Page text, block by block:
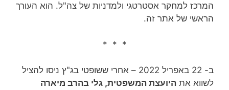
המרכז למחקר אסטרטגי ולמדניות של צה"ל. הוא העורך
הראשי של אתר זה.
* * *
ב- 22 באפריל 2022 – אחרי ששופטי בג"ץ ניסו להציל
לשווא את היועצת המשפטית, גלי בהרב מיארה